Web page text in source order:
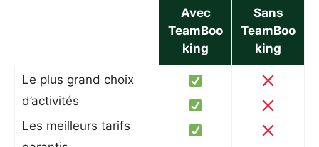
Avec
TeamBoo
king
Sans
TeamBoo
king
Le plus grand choix
d’activités
Les meilleurs tarifs